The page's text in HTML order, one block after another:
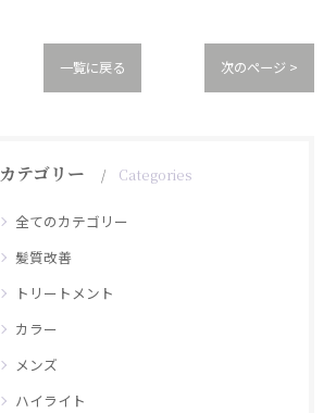
一覧に戻る 次のページ >
カテゴリー Categories
全てのカテゴリー
髪質改善
トリートメント
カラー
メンズ
ハイライト